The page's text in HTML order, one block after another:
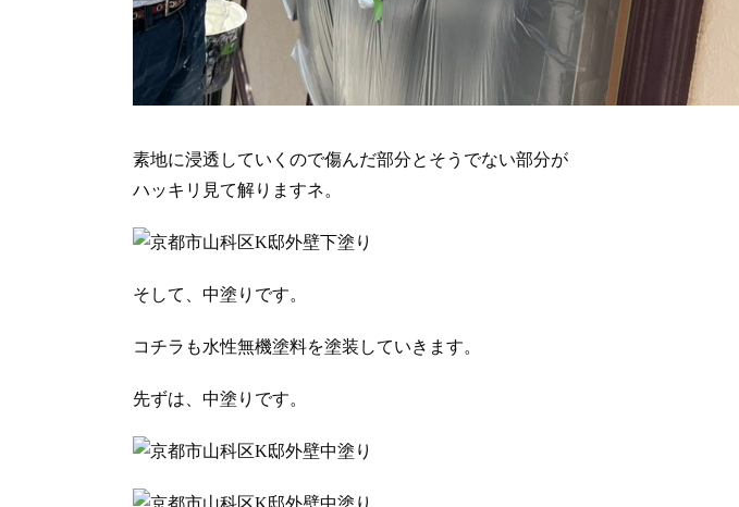
素地に浸透していくので傷んだ部分とそうでない部分が
ハッキリ見て解りますネ。
そして、中塗りです。
コチラも水性無機塗料を塗装していきます。
先ずは、中塗りです。